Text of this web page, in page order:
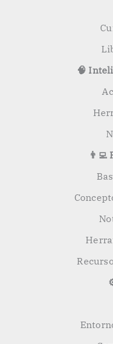
🧠
👨‍💻